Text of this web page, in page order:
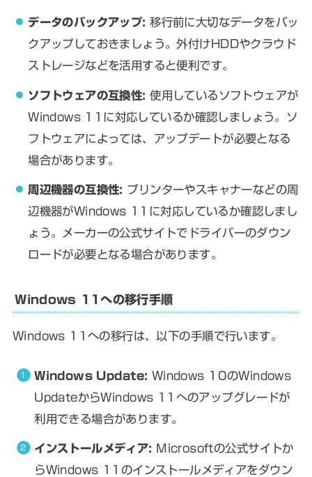
データのバックアップ: 移行前に大切なデータをバッ
クアップしておきましょう。外付けHDDやクラウド
ストレージなどを活用すると便利です。
ソフトウェアの互換性: 使用しているソフトウェアが
Windows 11に対応しているか確認しましょう。ソ
フトウェアによっては、アップデートが必要となる
場合があります。
周辺機器の互換性: プリンターやスキャナーなどの周
辺機器がWindows 11に対応しているか確認しまし
ょう。メーカーの公式サイトでドライバーのダウン
ロードが必要となる場合があります。
Windows 11への移行手順
Windows 11への移行は、以下の手順で行います。
Windows Update: Windows 10のWindows
UpdateからWindows 11へのアップグレードが
利用できる場合があります。
インストールメディア: Microsoftの公式サイトか
らWindows 11のインストールメディアをダウン